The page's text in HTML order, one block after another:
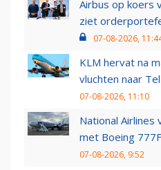
Airbus op koers
ziet
07-08-2026,
KLM hervat na
vluchten naar
07-08-2026, 11:10
National
met Boeing
07-08-2026, 9:52